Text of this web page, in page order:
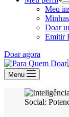
Meu
Doar
Emitir
Doar agora
Menu